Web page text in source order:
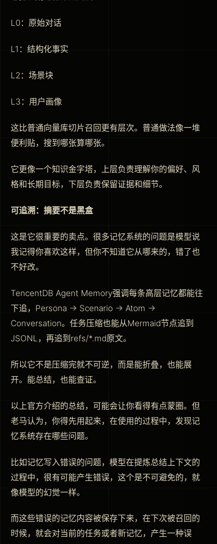
L0：原始对话
L1：结构化事实
L2：场景块
L3：用户画像
这比普通向量库切片召回更有层次。普通做法像一堆
便利贴，搜到哪张算哪张。
它更像一个知识金字塔，上层负责理解你的偏好、风
格和长期目标，下层负责保留证据和细节。
可追溯：摘要不是黑盒
这是它很重要的卖点。很多记忆系统的问题是模型说
我记得你喜欢这样，但你不知道它从哪来的，错了也
不好改。
TencentDB Agent Memory强调每条高层记忆都能往
下追，Persona → Scenario → Atom →
Conversation。任务压缩也能从Mermaid节点追到
JSONL，再追到refs/*.md原文。
所以它不是压缩完就不可逆，而是能折叠，也能展
开。能总结，也能查证。
以上官方介绍的总结，可能会让你看得有点蒙圈。但
老马认为，你得先用起来，在使用的过程中，发现记
忆系统存在哪些问题。
比如记忆写入错误的问题，模型在提炼总结上下文的
过程中，很有可能产生错误，这个是不可避免的，就
像模型的幻觉一样。
而这些错误的记忆内容被保存下来，在下次被召回的
时候，就会对当前的任务或者新记忆，产生一种误